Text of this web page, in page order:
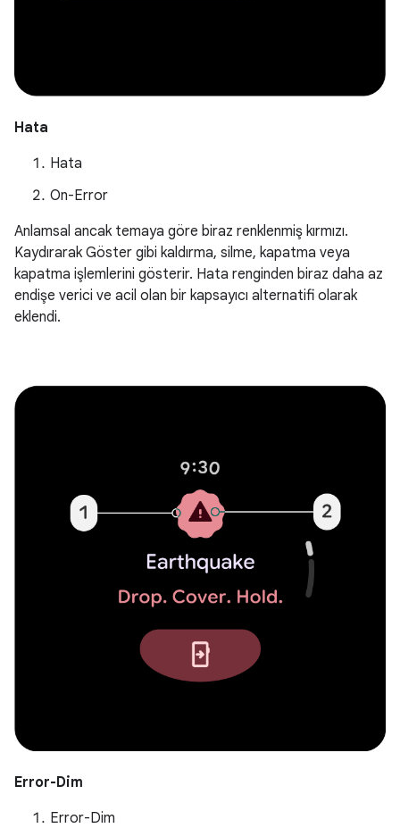
Hata
Hata
On-Error
Anlamsal ancak temaya göre biraz renklenmiş kırmızı.
Kaydırarak Göster gibi kaldırma, silme, kapatma veya
kapatma işlemlerini gösterir. Hata renginden biraz daha az
endişe verici ve acil olan bir kapsayıcı alternatifi olarak
eklendi.
Error-Dim
Error-Dim